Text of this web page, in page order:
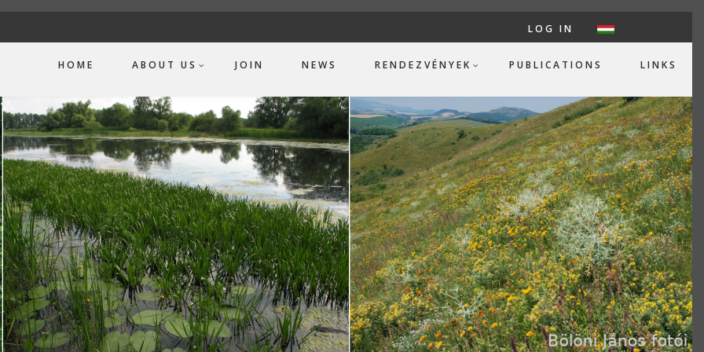
USER
LOG IN
HOME ABOUT US JOIN NEWS RENDEZVÉNYEK PUBLICATIONS LINKS